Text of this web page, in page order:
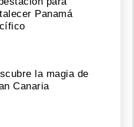
Panamá
la magia de
Canaria